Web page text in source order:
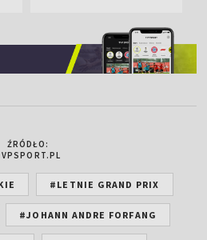
ŹRÓDŁO:
#LETNIE GRAND PRIX
#JOHANN ANDRE FORFANG